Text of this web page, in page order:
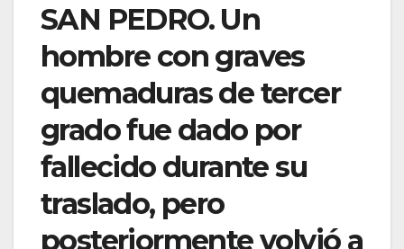
SAN PEDRO. Un
hombre con graves
quemaduras de tercer
grado fue dado por
fallecido durante su
traslado, pero
posteriormente volvió a